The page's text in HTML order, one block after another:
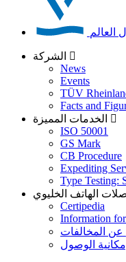
العالم
News
Events
TÜV
Facts and
ISO 50001
GS Mark
CB Procedure
Expediting
Type Testing:
Certipedia
Information
عن المخالفات
إمكانية الوصول